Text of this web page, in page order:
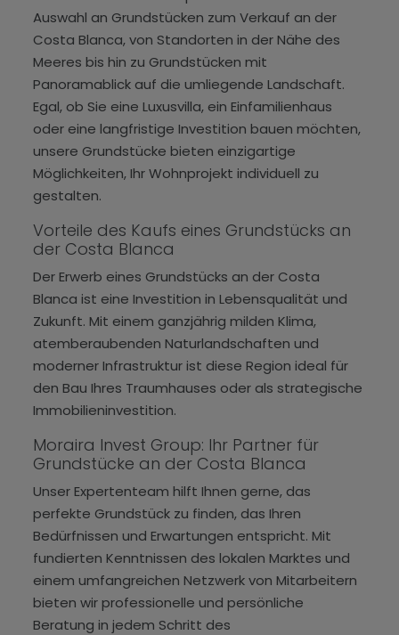
Auswahl an Grundstücken zum Verkauf an der
Costa Blanca, von Standorten in der Nähe des
Meeres bis hin zu Grundstücken mit
Panoramablick auf die umliegende Landschaft.
Egal, ob Sie eine Luxusvilla, ein Einfamilienhaus
oder eine langfristige Investition bauen möchten,
unsere Grundstücke bieten einzigartige
Möglichkeiten, Ihr Wohnprojekt individuell zu
gestalten.
Vorteile des Kaufs eines Grundstücks an
der Costa Blanca
Der Erwerb eines Grundstücks an der Costa
Blanca ist eine Investition in Lebensqualität und
Zukunft. Mit einem ganzjährig milden Klima,
atemberaubenden Naturlandschaften und
moderner Infrastruktur ist diese Region ideal für
den Bau Ihres Traumhauses oder als strategische
Immobilieninvestition.
Moraira Invest Group: Ihr Partner für
Grundstücke an der Costa Blanca
Unser Expertenteam hilft Ihnen gerne, das
perfekte Grundstück zu finden, das Ihren
Bedürfnissen und Erwartungen entspricht. Mit
fundierten Kenntnissen des lokalen Marktes und
einem umfangreichen Netzwerk von Mitarbeitern
bieten wir professionelle und persönliche
Beratung in jedem Schritt des